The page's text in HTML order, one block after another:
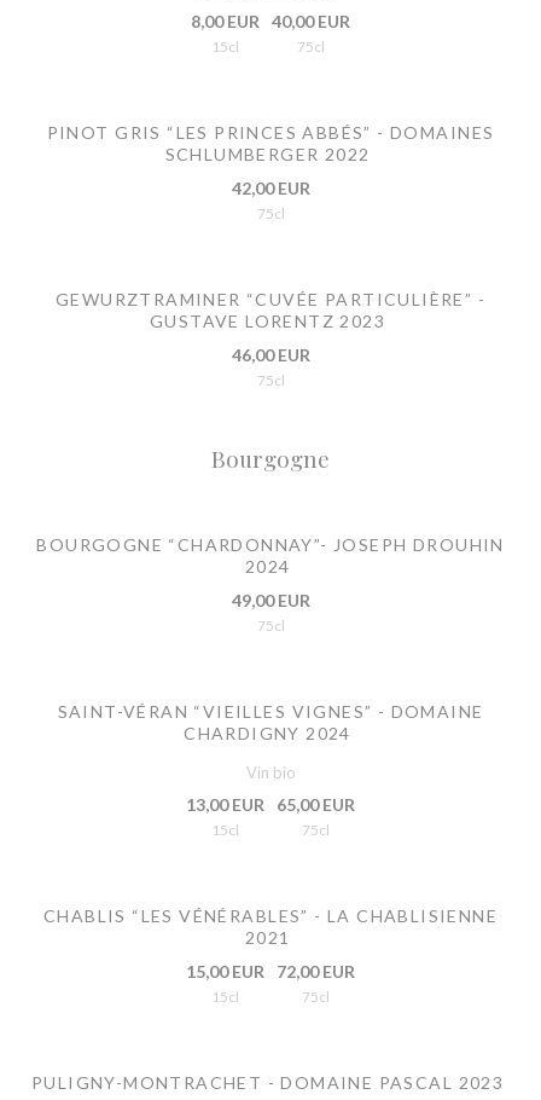
8,00 EUR
15cl
40,00 EUR
75cl
PINOT GRIS “LES PRINCES ABBÉS” - DOMAINES
SCHLUMBERGER 2022
42,00 EUR
75cl
GEWURZTRAMINER “CUVÉE PARTICULIÈRE” -
GUSTAVE LORENTZ 2023
46,00 EUR
75cl
Bourgogne
BOURGOGNE “CHARDONNAY”- JOSEPH DROUHIN
2024
49,00 EUR
75cl
SAINT-VÉRAN “VIEILLES VIGNES” - DOMAINE
CHARDIGNY 2024
Vin bio
13,00 EUR
15cl
65,00 EUR
75cl
CHABLIS “LES VÉNÉRABLES” - LA CHABLISIENNE
2021
15,00 EUR
15cl
72,00 EUR
75cl
PULIGNY-MONTRACHET - DOMAINE PASCAL 2023